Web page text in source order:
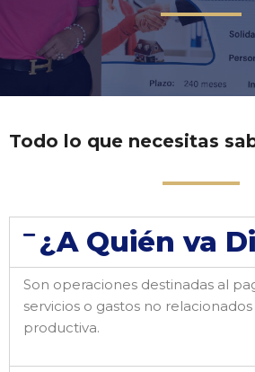
Todo lo que necesitas
¿A Quién va
Son operaciones destinadas al
servicios o gastos no
productiva.